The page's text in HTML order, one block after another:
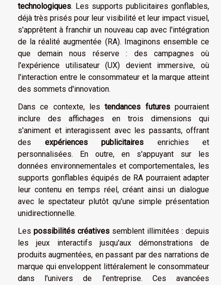
technologiques. Les supports publicitaires gonflables,
déjà très prisés pour leur visibilité et leur impact visuel,
s'apprêtent à franchir un nouveau cap avec l'intégration
de la réalité augmentée (RA). Imaginons ensemble ce
que demain nous réserve : des campagnes où
l'expérience utilisateur (UX) devient immersive, où
l'interaction entre le consommateur et la marque atteint
des sommets d'innovation.
Dans ce contexte, lestendances futurespourraient
inclure des affichages en trois dimensions qui
s'animent et interagissent avec les passants, offrant
des expériences publicitaires enrichies et
personnalisées. En outre, en s'appuyant sur les
données environnementales et comportementales, les
supports gonflables équipés de RA pourraient adapter
leur contenu en temps réel, créant ainsi un dialogue
avec le spectateur plutôt qu'une simple présentation
unidirectionnelle.
Les possibilités créatives semblent illimitées : depuis
les jeux interactifs jusqu'aux démonstrations de
produits augmentées, en passant par des narrations de
marque qui enveloppent littéralement le consommateur
dans l'univers de l'entreprise. Ces avancées